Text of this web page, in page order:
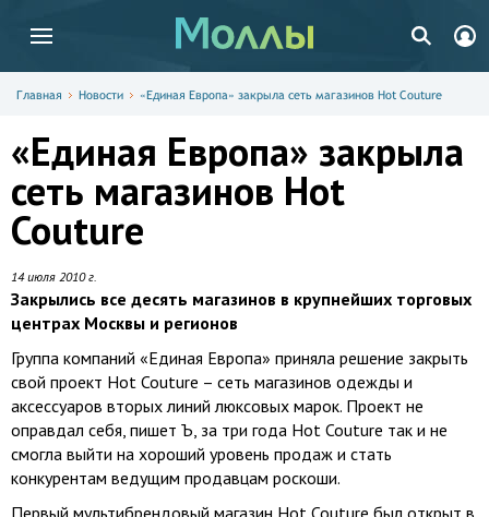
Главная Новости «Единая Европа» закрыла сеть магазинов Hot Couture
«Единая Европа» закрыла
сеть магазинов Hot
Couture
14 июля 2010 г.
Закрылись все десять магазинов в крупнейших торговых
центрах Москвы и регионов
Группа компаний «Единая Европа» приняла решение закрыть
свой проект Hot Couture – сеть магазинов одежды и
аксессуаров вторых линий люксовых марок. Проект не
оправдал себя, пишет Ъ, за три года Hot Couture так и не
смогла выйти на хороший уровень продаж и стать
конкурентам ведущим продавцам роскоши.
Первый мультибрендовый магазин Hot Couture был открыт в